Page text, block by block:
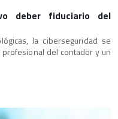
deber fiduciario del
la ciberseguridad se
del contador y un